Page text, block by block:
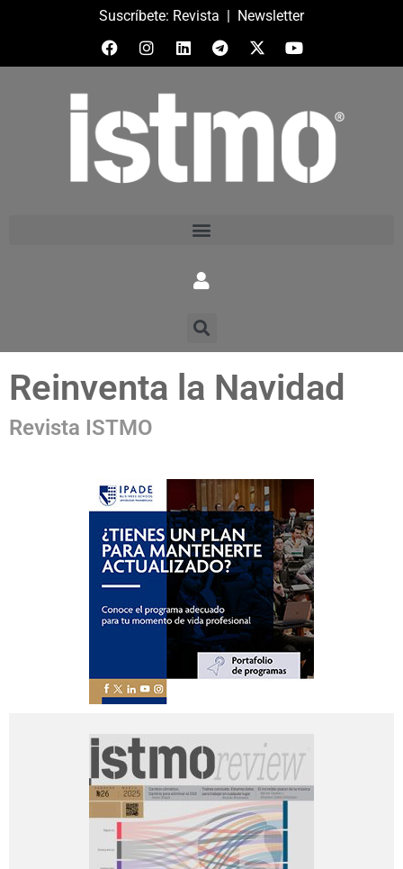
Suscríbete: Revista | Newsletter
Reinventa la Navidad
Revista ISTMO